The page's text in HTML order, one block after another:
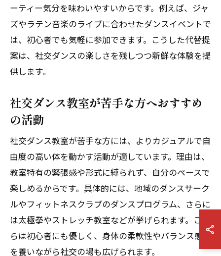
ーティー気分を味わいやすいからです。例えば、ジャ
ズやラテン音楽のライブに合わせたダンスイベントで
は、初心者でも気軽に参加できます。こうした代替提
案は、社交ダンスの楽しさを残しつつ新鮮な体験を提
供します。
社交ダンス教室が苦手な方へおすすめ
の活動
社交ダンス教室が苦手な方には、よりカジュアルで自
由度の高い体を動かす活動が適しています。理由は、
教室特有の緊張感や形式に縛られず、自分のペースで
楽しめるからです。具体的には、地域のダンスサーク
ルやフィットネスクラブのダンスプログラム、さらに
は太極拳やストレッチ教室などが挙げられます。これ
らは初心者にも優しく、身体の柔軟性やバランス感覚
を養いながら社交の場も広げられます。